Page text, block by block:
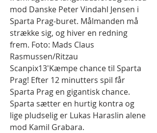
mod Danske Peter Vindahl Jensen i
Sparta Prag-buret. Målmanden må
strække sig, og hiver en redning
frem. Foto: Mads Claus
Rasmussen/Ritzau
Scanpix13'Kæmpe chance til Sparta
Prag! Efter 12 minutters spil får
Sparta Prag en gigantisk chance.
Sparta sætter en hurtig kontra og
lige pludselig er Lukas Haraslin alene
mod Kamil Grabara.